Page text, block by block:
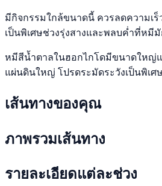
มีกิจกรรมใกล้ขนาดนี้ ควรลดความเร็
เป็นพิเศษช่วงรุ่งสางและพลบค่ำที่หมี
หมีสีน้ำตาลในฮอกไกโดมีขนาดใหญ่
แผ่นดินใหญ่ โปรดระมัดระวังเป็นพิเศษ
เส้นทางของคุณ
ภาพรวมเส้นทาง
รายละเอียดแต่ละช่วง